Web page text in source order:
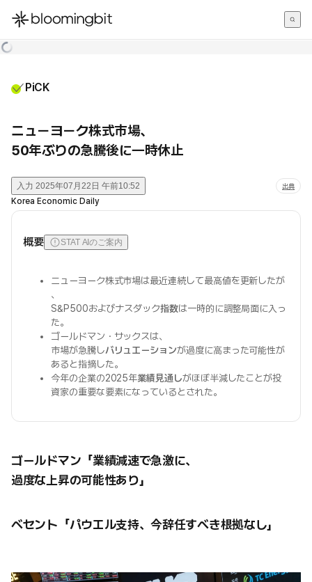
한국어
PiCK
ニューヨーク株式市場、
50年ぶりの急騰後に一時休止
入力 2025年07月22日 午前10:52 出典
Korea Economic Daily
概要 STAT AIのご案内
ニューヨーク株式市場は最近連続して最高値を更新したが
、
S&P500およびナスダック指数は一時的に調整局面に入っ
た。
ゴールドマン・サックスは、
市場が急騰しバリュエーションが過度に高まった可能性が
あると指摘した。
今年の企業の2025年業績見通しがほぼ半減したことが投
資家の重要な要素になっているとされた。
ゴールドマン「業績減速で急激に、
過度な上昇の可能性あり」
ベセント「パウエル支持、今辞任すべき根拠なし」